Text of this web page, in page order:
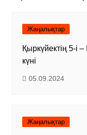
Жаңалықтар
Қыркүйектің 5-і
күні
05.09.2024
Жаңалықтар